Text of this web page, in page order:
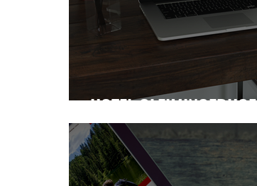
HOTEL GLEIMINGERHOF